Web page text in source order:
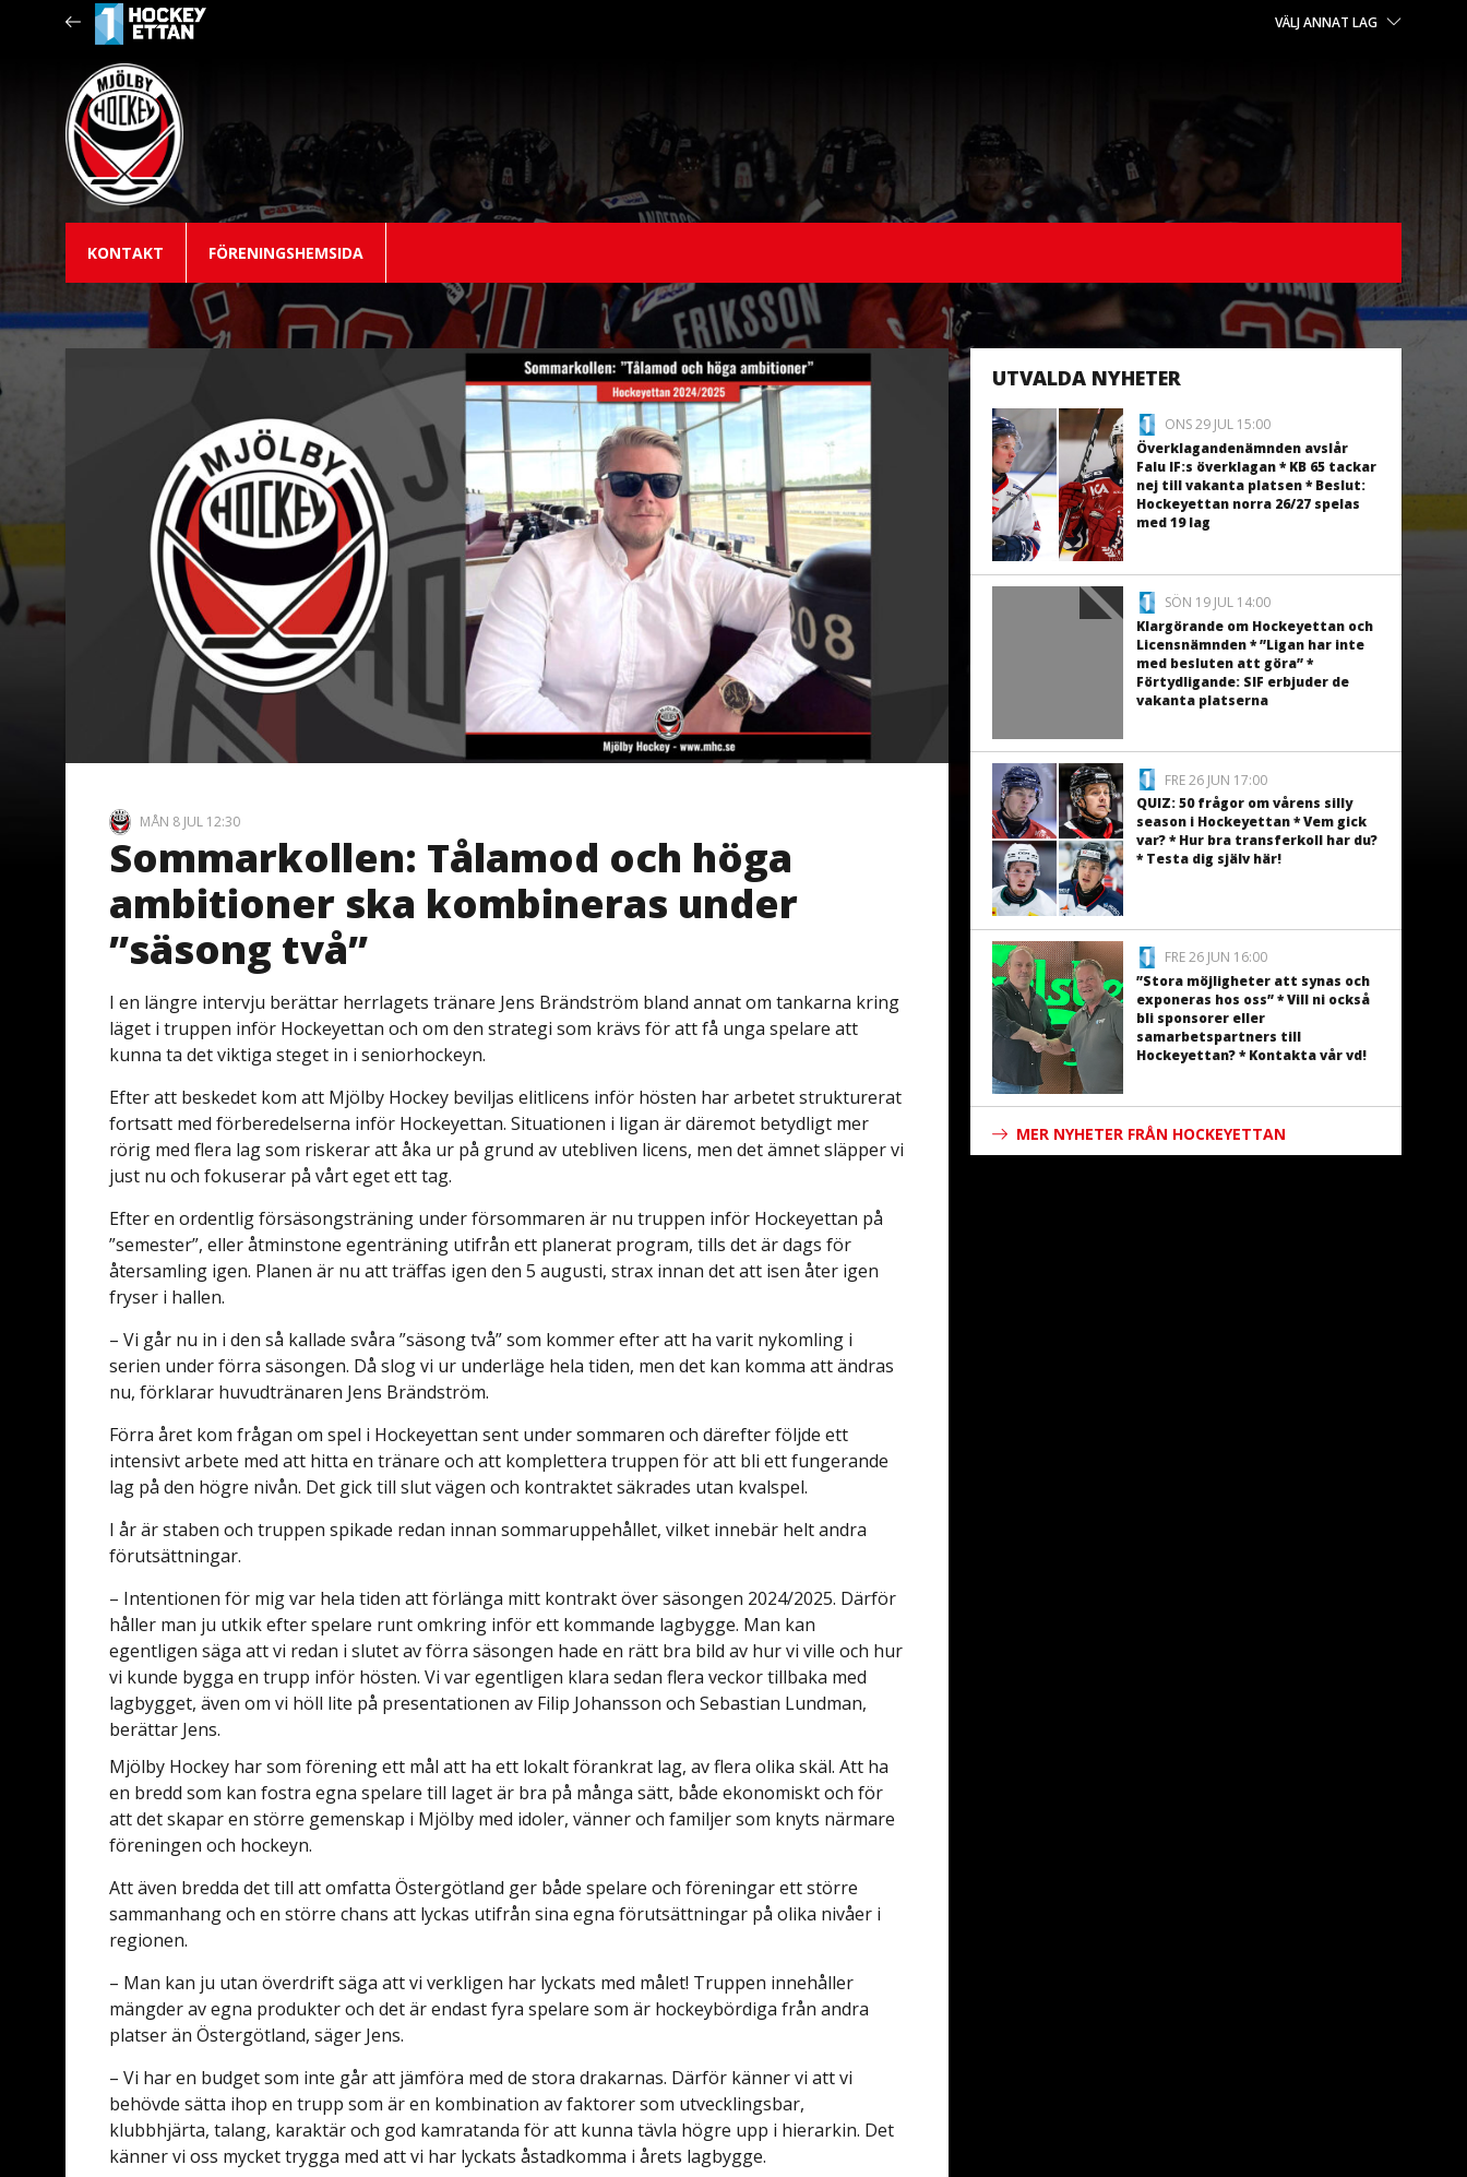
VÄLJ ANNAT LAG
KONTAKT FÖRENINGSHEMSIDA
MÅN 8 JUL 12:30
Sommarkollen: Tålamod och höga
ambitioner ska kombineras under
”säsong två”
I en längre intervju berättar herrlagets tränare Jens Brändström bland annat om tankarna kring
läget i truppen inför Hockeyettan och om den strategi som krävs för att få unga spelare att
kunna ta det viktiga steget in i seniorhockeyn.
Efter att beskedet kom att Mjölby Hockey beviljas elitlicens inför hösten har arbetet strukturerat
fortsatt med förberedelserna inför Hockeyettan. Situationen i ligan är däremot betydligt mer
rörig med flera lag som riskerar att åka ur på grund av utebliven licens, men det ämnet släpper vi
just nu och fokuserar på vårt eget ett tag.
Efter en ordentlig försäsongsträning under försommaren är nu truppen inför Hockeyettan på
”semester”, eller åtminstone egenträning utifrån ett planerat program, tills det är dags för
återsamling igen. Planen är nu att träffas igen den 5 augusti, strax innan det att isen åter igen
fryser i hallen.
– Vi går nu in i den så kallade svåra ”säsong två” som kommer efter att ha varit nykomling i
serien under förra säsongen. Då slog vi ur underläge hela tiden, men det kan komma att ändras
nu, förklarar huvudtränaren Jens Brändström.
Förra året kom frågan om spel i Hockeyettan sent under sommaren och därefter följde ett
intensivt arbete med att hitta en tränare och att komplettera truppen för att bli ett fungerande
lag på den högre nivån. Det gick till slut vägen och kontraktet säkrades utan kvalspel.
I år är staben och truppen spikade redan innan sommaruppehållet, vilket innebär helt andra
förutsättningar.
– Intentionen för mig var hela tiden att förlänga mitt kontrakt över säsongen 2024/2025. Därför
håller man ju utkik efter spelare runt omkring inför ett kommande lagbygge. Man kan
egentligen säga att vi redan i slutet av förra säsongen hade en rätt bra bild av hur vi ville och hur
vi kunde bygga en trupp inför hösten. Vi var egentligen klara sedan flera veckor tillbaka med
lagbygget, även om vi höll lite på presentationen av Filip Johansson och Sebastian Lundman,
berättar Jens.
Mjölby Hockey har som förening ett mål att ha ett lokalt förankrat lag, av flera olika skäl. Att ha
en bredd som kan fostra egna spelare till laget är bra på många sätt, både ekonomiskt och för
att det skapar en större gemenskap i Mjölby med idoler, vänner och familjer som knyts närmare
föreningen och hockeyn.
Att även bredda det till att omfatta Östergötland ger både spelare och föreningar ett större
sammanhang och en större chans att lyckas utifrån sina egna förutsättningar på olika nivåer i
regionen.
– Man kan ju utan överdrift säga att vi verkligen har lyckats med målet! Truppen innehåller
mängder av egna produkter och det är endast fyra spelare som är hockeybördiga från andra
platser än Östergötland, säger Jens.
– Vi har en budget som inte går att jämföra med de stora drakarnas. Därför känner vi att vi
behövde sätta ihop en trupp som är en kombination av faktorer som utvecklingsbar,
klubbhjärta, talang, karaktär och god kamratanda för att kunna tävla högre upp i hierarkin. Det
känner vi oss mycket trygga med att vi har lyckats åstadkomma i årets lagbygge.
UTVALDA NYHETER
ONS 29 JUL 15:00
Överklagandenämnden avslår
Falu IF:s överklagan * KB 65 tackar
nej till vakanta platsen * Beslut:
Hockeyettan norra 26/27 spelas
med 19 lag
SÖN 19 JUL 14:00
Klargörande om Hockeyettan och
Licensnämnden * ”Ligan har inte
med besluten att göra” *
Förtydligande: SIF erbjuder de
vakanta platserna
FRE 26 JUN 17:00
QUIZ: 50 frågor om vårens silly
season i Hockeyettan * Vem gick
var? * Hur bra transferkoll har du?
* Testa dig själv här!
FRE 26 JUN 16:00
”Stora möjligheter att synas och
exponeras hos oss” * Vill ni också
bli sponsorer eller
samarbetspartners till
Hockeyettan? * Kontakta vår vd!
MER NYHETER FRÅN HOCKEYETTAN